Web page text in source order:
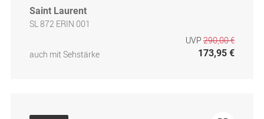
Saint Laurent
SL 872 ERIN 001
auch mit Sehstärke
UVP 290,00 €
173,95 €